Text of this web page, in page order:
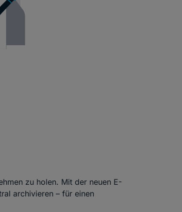
zu holen. Mit der neuen E-
archivieren – für einen